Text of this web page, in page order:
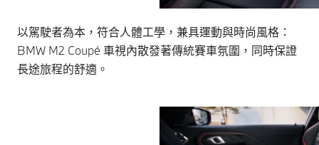
以駕駛者為本，符合人體工學，兼具運動與時尚風格：
BMW M2 Coupé 車視內散發著傳統賽車氛圍，同時保證
長途旅程的舒適。